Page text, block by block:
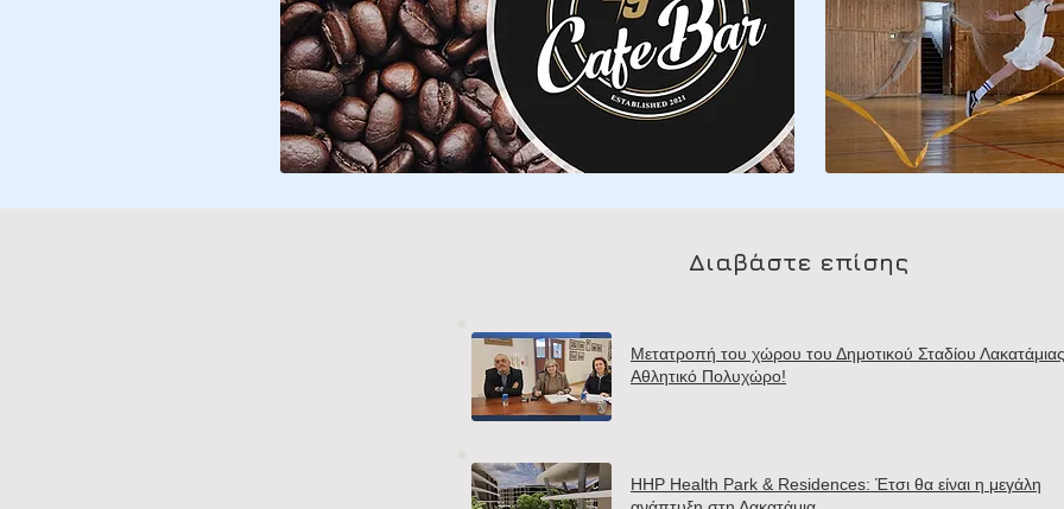
Διαβάστε επίσης
Μετατροπή του χώρου του Δημοτικού Σταδίου
Αθλητικό Πολυχώρο!
HHP Health Park & Residences: Έτσι θα είναι η μεγάλη